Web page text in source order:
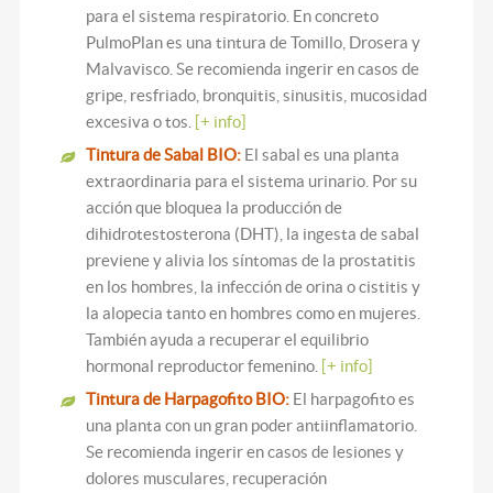
para el sistema respiratorio. En concreto
PulmoPlan es una tintura de Tomillo, Drosera y
Malvavisco. Se recomienda ingerir en casos de
gripe, resfriado, bronquitis, sinusitis, mucosidad
excesiva o tos. [+ info]
Tintura de Sabal BIO: El sabal es una planta
extraordinaria para el sistema urinario. Por su
acción que bloquea la producción de
dihidrotestosterona (DHT), la ingesta de sabal
previene y alivia los síntomas de la prostatitis
en los hombres, la infección de orina o cistitis y
la alopecia tanto en hombres como en mujeres.
También ayuda a recuperar el equilibrio
hormonal reproductor femenino. [+ info]
Tintura de Harpagofito BIO: El harpagofito es
una planta con un gran poder antiinflamatorio.
Se recomienda ingerir en casos de lesiones y
dolores musculares, recuperación